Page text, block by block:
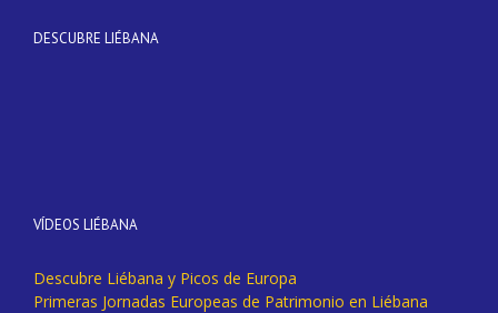
DESCUBRE LIÉBANA
VÍDEOS LIÉBANA
Descubre Liébana y Picos de Europa
Primeras Jornadas Europeas de Patrimonio en Liébana